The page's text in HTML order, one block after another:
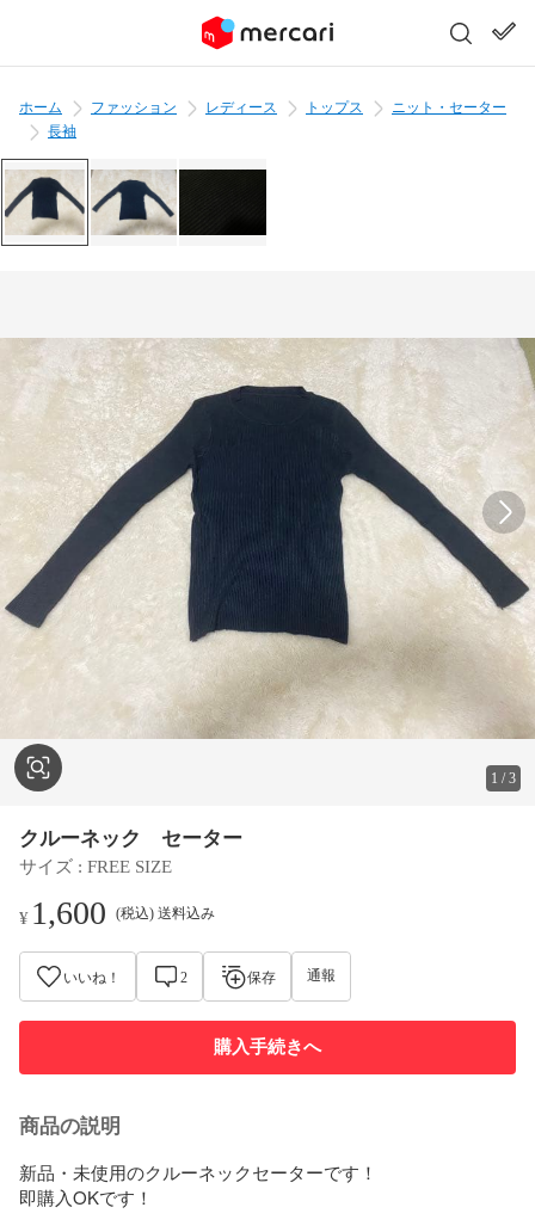
ホーム ファッション レディース トップス
ニット・セーター
長袖
1 /3
クルーネック セーター
サイズ : FREE SIZE
¥ 1,600 (税込) 送料込み
いいね！ 2 保存 通報
購入手続きへ
商品の説明
新品・未使用のクルーネックセーターです！
即購入OKです！